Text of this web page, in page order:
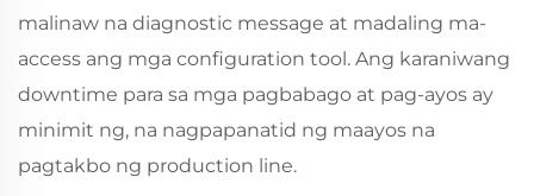
malinaw na diagnostic message at madaling ma-
access ang mga configuration tool. Ang karaniwang
downtime para sa mga pagbabago at pag-ayos ay
minimit ng, na nagpapanatid ng maayos na
pagtakbo ng production line.